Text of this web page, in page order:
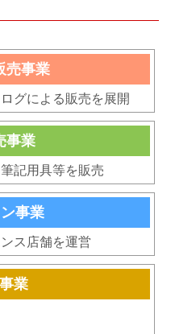
売事業
グによる販売を展開
事業
記用具等を販売
事業
ス店舗を運営
業